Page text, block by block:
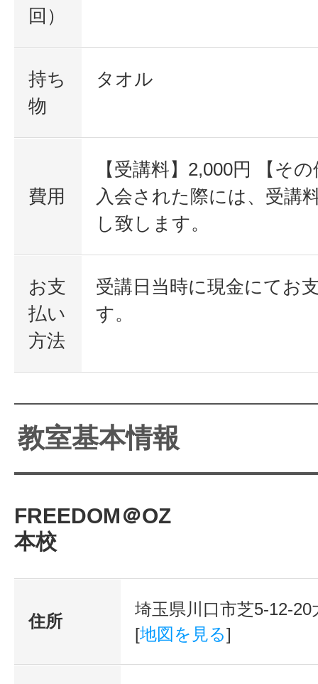
回）
持ち
物
タオル
費用
【受講料】2,000円 【そ
入会された際には、受講
し致します。
お支
払い
方法
受講日当時に現金にてお
す。
教室基本情報
FREEDOM＠OZ
本校
住所
埼玉県川口市芝5-12-
[地図を見る]